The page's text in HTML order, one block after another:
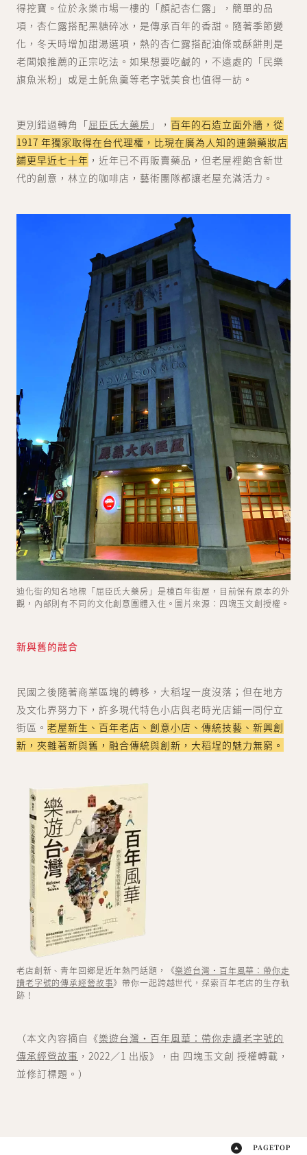
得挖寶。位於永樂市場一樓的「顏記杏仁露」，簡單的品
項，杏仁露搭配黑糖碎冰，是傳承百年的香甜。隨著季節變
化，冬天時增加甜湯選項，熱的杏仁露搭配油條或酥餅則是
老闆娘推薦的正宗吃法。如果想要吃鹹的，不遠處的「民樂
旗魚米粉」或是土魠魚羹等老字號美食也值得一訪。
更別錯過轉角「屈臣氏大藥房 」， 百年的石造立面外牆，從
1917 年獨家取得在台代理權，比現在廣為人知的連鎖藥妝店
鋪更早近七十年 ，近年已不再販賣藥品，但老屋裡飽含新世
代的創意，林立的咖啡店，藝術團隊都讓老屋充滿活力。
迪化街的知名地標「屈臣氏大藥房」是棟百年街屋，目前保有原本的外
觀，內部則有不同的文化創意團體入住。圖片來源：四塊玉文創授權。
新與舊的融合
民國之後隨著商業區塊的轉移，大稻埕一度沒落；但在地方
及文化界努力下，許多現代特色小店與老時光店鋪一同佇立
街區。 老屋新生、百年老店、創意小店、傳統技藝、新興創
新，夾雜著新與舊，融合傳統與創新，大稻埕的魅力無窮。
老店創新、青年回鄉是近年熱門話題，《樂遊台灣・百年風華：帶你走
讀老字號的傳承經營故事》帶你一起跨越世代，探索百年老店的生存軌
跡！
（本文內容摘自《樂遊台灣・百年風華：帶你走讀老字號的
傳承經營故事 ，2022／1 出版》，由 四塊玉文創 授權轉載，
並修訂標題。）